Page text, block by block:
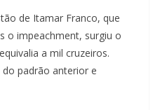
de Itamar Franco, que
o impeachment, surgiu o
a mil cruzeiros.
padrão anterior e